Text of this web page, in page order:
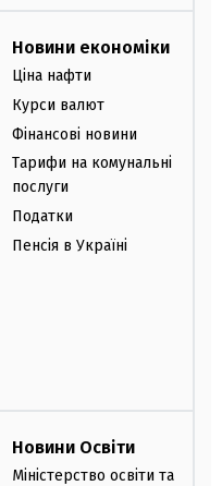
Новини економіки
Ціна нафти
Курси валют
Фінансові новини
Тарифи на комунальні
послуги
Податки
Пенсія в Україні
Новини Освіти
Міністерство освіти та